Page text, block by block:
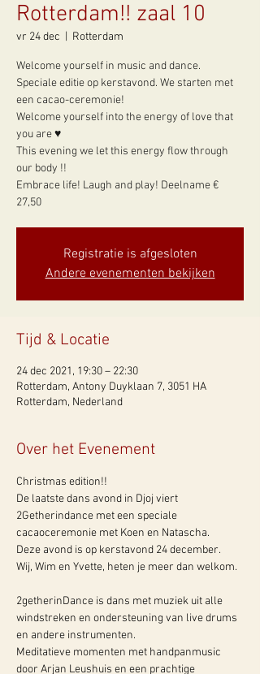
Rotterdam!! zaal 10
vr 24 dec Rotterdam
Welcome yourself in music and dance.
Speciale editie op kerstavond. We starten met
een cacao-ceremonie!
Welcome yourself into the energy of love that
you are ♥
This evening we let this energy flow through
our body !!
Embrace life! Laugh and play! Deelname €
27,50
Registratie is afgesloten
Andere evenementen bekijken
Tijd & Locatie
24 dec 2021, 19:30 – 22:30
Rotterdam, Antony Duyklaan 7, 3051 HA
Rotterdam, Nederland
Over het Evenement
Christmas edition!!
De laatste dans avond in Djoj viert
2Getherindance met een speciale
cacaoceremonie met Koen en Natascha.
Deze avond is op kerstavond 24 december.
Wij, Wim en Yvette, heten je meer dan welkom.
2getherinDance is dans met muziek uit alle
windstreken en ondersteuning van live drums
en andere instrumenten.
Meditatieve momenten met handpanmusic
door Arjan Leushuis en een prachtige